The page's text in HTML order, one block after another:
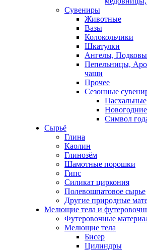
Сувениры
Животные
Вазы
Колокольчики
Шкатулки
Ангелы, Подковы
Пепельницы,
чаши
Прочее
Сезонные
Пасхальные
Новогодние
Символ
Сырьё
Глина
Каолин
Глинозём
Шамотные порошки
Гипс
Силикат циркония
Полевошпатовое сырье
Другие природные
Мелющие тела и
Футеровочные
Мелющие тела
Бисер
Цилиндры